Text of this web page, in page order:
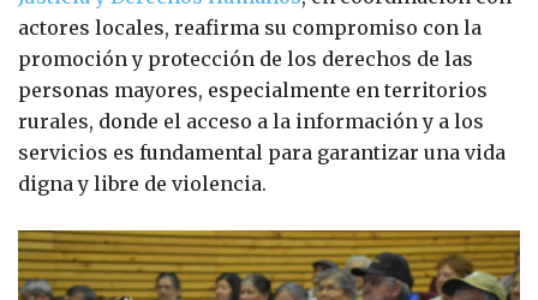
actores locales, reafirma su compromiso con la
promoción y protección de los derechos de las
personas mayores, especialmente en territorios
rurales, donde el acceso a la información y a los
servicios es fundamental para garantizar una vida
digna y libre de violencia.